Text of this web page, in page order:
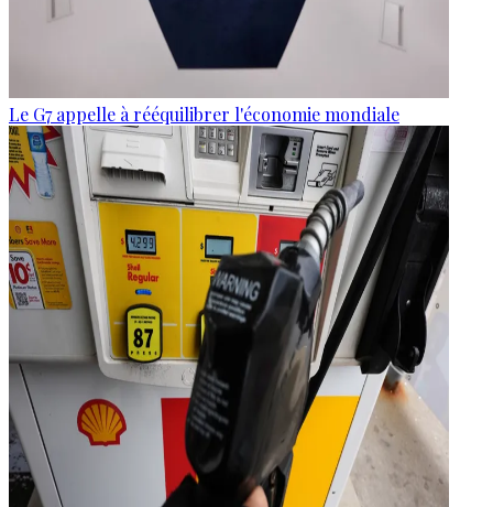
Le G7 appelle à rééquilibrer l'économie mondiale